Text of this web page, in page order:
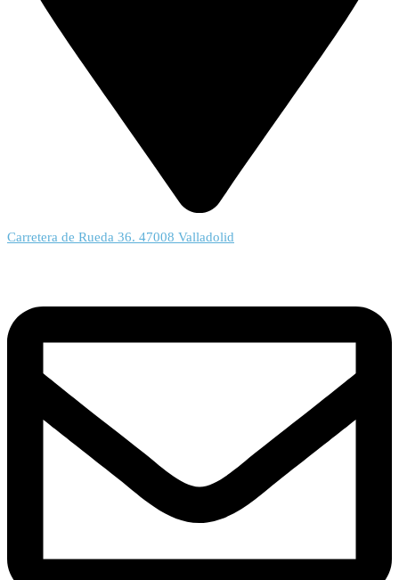
Carretera de Rueda 36. 47008 Valladolid